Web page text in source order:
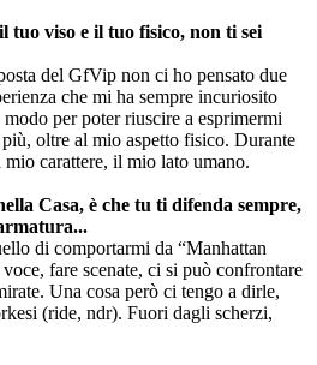
tuo viso e il tuo fisico, non ti sei
del GfVip non ci ho pensato due
che mi ha sempre incuriosito
per poter riuscire a esprimermi
oltre al mio aspetto fisico. Durante
carattere, il mio lato umano.
Casa, è che tu ti difenda sempre,
di comportarmi da “Manhattan
fare scenate, ci si può confrontare
Una cosa però ci tengo a dirle,
(ride, ndr). Fuori dagli scherzi,